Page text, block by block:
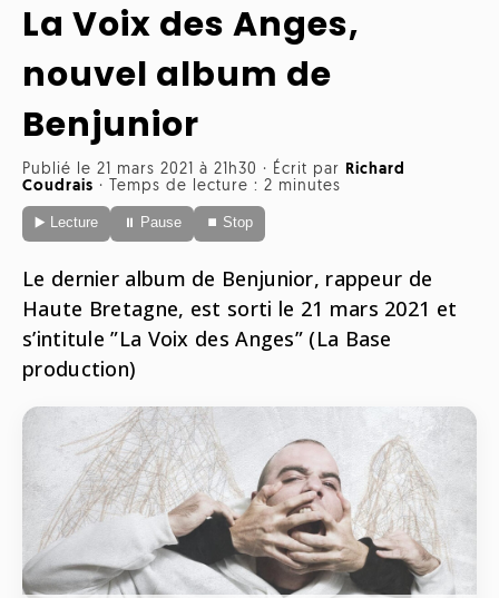
International
Météo
ONG
Politique
Belge
Politique
Sciences
vidéo
Livres
Mangas
Musique
People
Streaming
Théâtre
Interviews
Médias
Radio
Télévision
Animaux
Biodiversité
La Voix des Anges,
nouvel album de
Benjunior
Publié le 21 mars 2021 à 21h30 · Écrit par Richard
Coudrais · Temps de lecture : 2 minutes
▶️ Lecture ⏸ Pause ⏹ Stop
Le dernier album de Benjunior, rappeur de
Haute Bretagne, est sorti le 21 mars 2021 et
s’intitule ”La Voix des Anges” (La Base
production)